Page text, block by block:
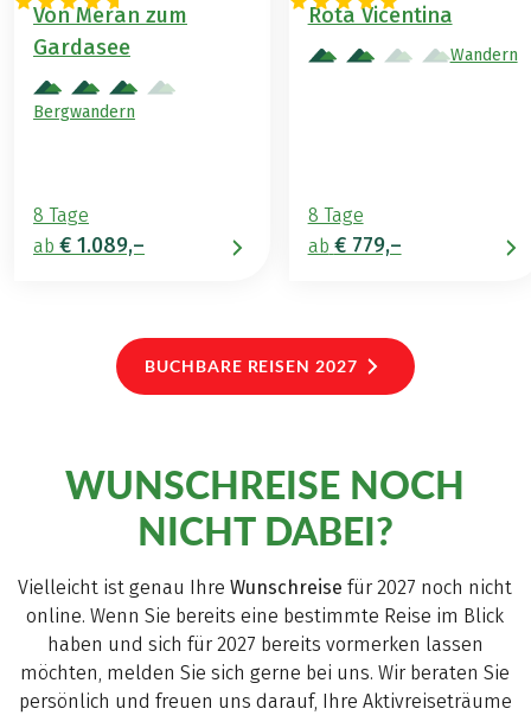
Von Meran zum
Gardasee
Bergwandern
8 Tage
ab € 1.089,–
Rota Vicentina
Wandern
8 Tage
ab € 779,–
BUCHBARE REISEN 2027
WUNSCHREISE NOCH
NICHT DABEI?
Vielleicht ist genau IhreWunschreise für 2027 noch nicht
online. Wenn Sie bereits eine bestimmte Reise im Blick
haben und sich für 2027 bereits vormerken lassen
möchten, melden Sie sich gerne bei uns. Wir beraten Sie
persönlich und freuen uns darauf, Ihre Aktivreiseträume